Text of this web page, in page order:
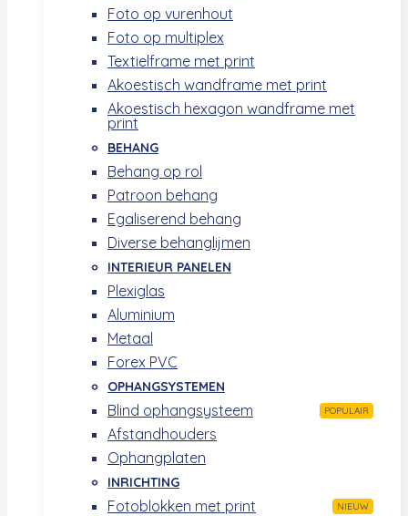
Foto op vurenhout
Foto op multiplex
Textielframe met print
Akoestisch wandframe met print
Akoestisch hexagon wandframe met
print
BEHANG
Behang op rol
Patroon behang
Egaliserend behang
Diverse behanglijmen
INTERIEUR PANELEN
Plexiglas
Aluminium
Metaal
Forex PVC
OPHANGSYSTEMEN
POPULAIR
Blind ophangsysteem
Afstandhouders
Ophangplaten
INRICHTING
NIEUW
Fotoblokken met print